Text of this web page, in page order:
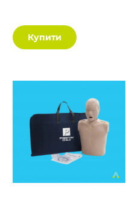
Купити